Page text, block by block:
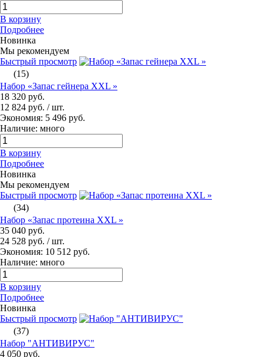
В корзину
Подробнее
Новинка
Мы рекомендуем
Быстрый просмотр
(15)
Набор «Запас гейнера XXL »
18 320 руб.
12 824 руб. / шт.
Экономия: 5 496 руб.
Наличие: много
В корзину
Подробнее
Новинка
Мы рекомендуем
Быстрый просмотр
(34)
Набор «Запас протеина XXL »
35 040 руб.
24 528 руб. / шт.
Экономия: 10 512 руб.
Наличие: много
В корзину
Подробнее
Новинка
Быстрый просмотр
(37)
Набор "АНТИВИРУС"
4 050 руб.